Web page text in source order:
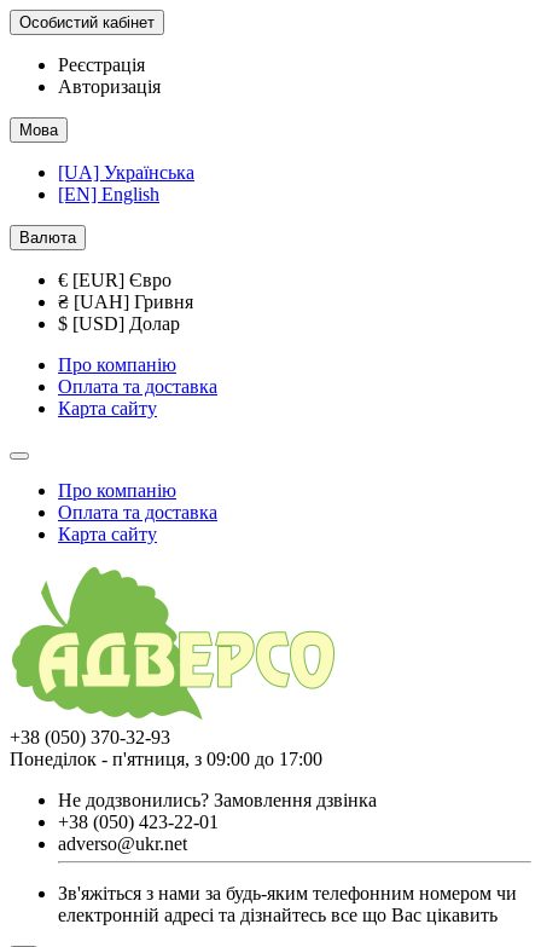
Особистий кабінет
Реєстрація
Авторизація
Мова
[UA] Українська
[EN] English
Валюта
€ [EUR] Євро
₴ [UAH] Гривня
$ [USD] Долар
Про компанію
Оплата та доставка
Карта сайту
Про компанію
Оплата та доставка
Карта сайту
+38 (050) 370-32-93
Понеділок - п'ятниця, з 09:00 до 17:00
Не додзвонились? Замовлення дзвінка
+38 (050) 423-22-01
adverso@ukr.net
Зв'яжіться з нами за будь-яким телефонним номером чи
електронній адресі та дізнайтесь все що Вас цікавить